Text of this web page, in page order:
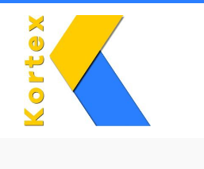
Skip
content